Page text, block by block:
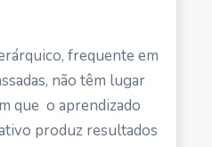
frequente em
não têm lugar
que o aprendizado
produz resultados